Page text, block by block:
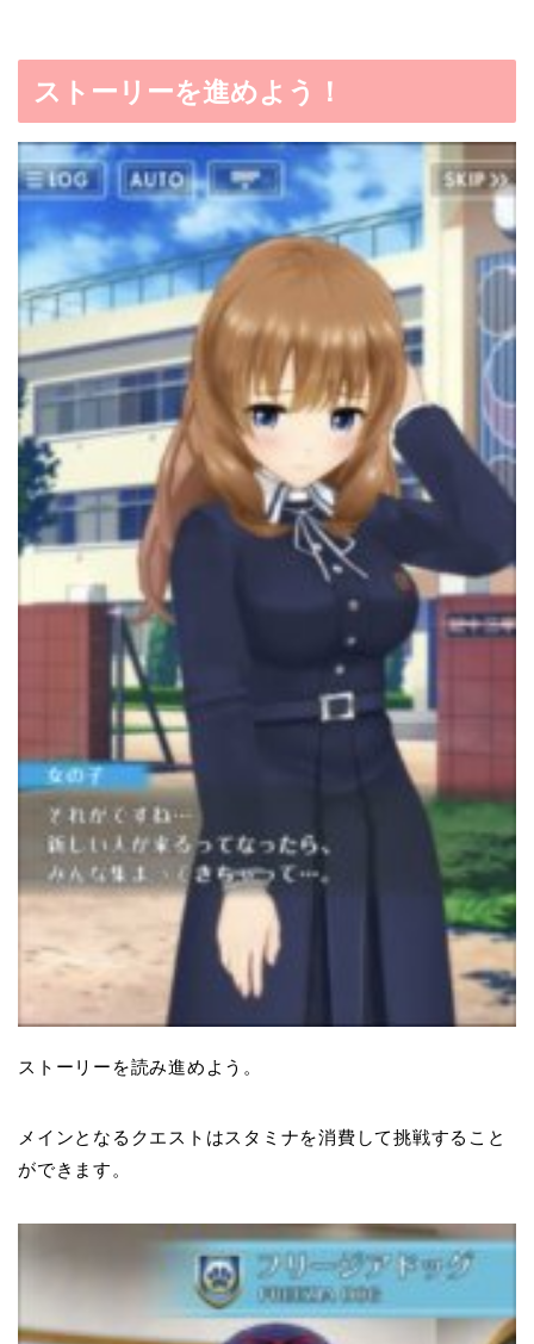
ストーリーを進めよう！
ストーリーを読み進めよう。
メインとなるクエストはスタミナを消費して挑戦すること
ができます。